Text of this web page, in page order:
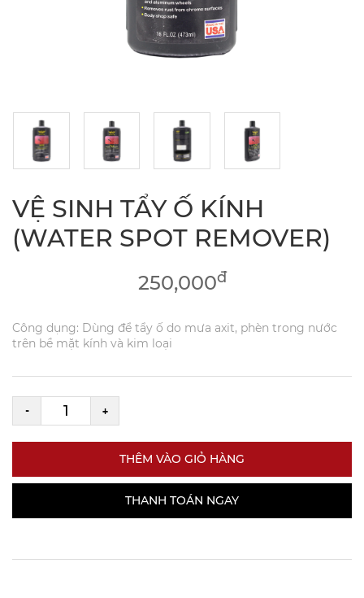
VỆ SINH TẨY Ố KÍNH
(WATER SPOT REMOVER)
250,000đ
Công dụng: Dùng để tẩy ố do mưa axit, phèn trong nước
trên bề mặt kính và kim loại
- +
THÊM VÀO GIỎ HÀNG
THANH TOÁN NGAY